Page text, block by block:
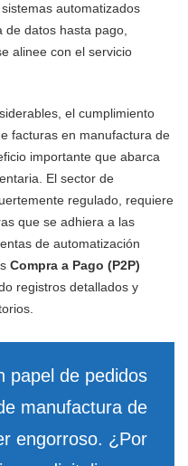
automatizados
de datos hasta pago,
alinee con el servicio
el cumplimiento
facturas en manufactura de
importante que abarca
El sector de
regulado, requiere
que se adhiera a las
de automatización
Compra a Pago (P2P)
registros detallados y
papel de pedidos
manufactura de
engorroso. ¿Por